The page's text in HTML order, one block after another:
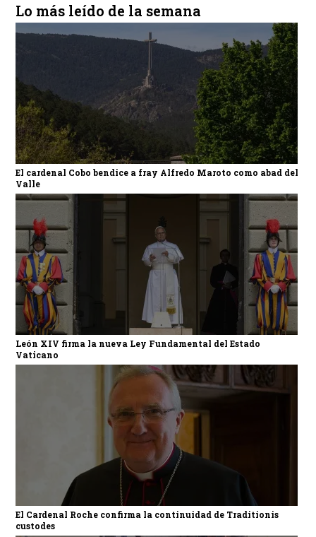
Lo más leído de la semana
El cardenal Cobo bendice a fray Alfredo Maroto como abad del
Valle
León XIV firma la nueva Ley Fundamental del Estado
Vaticano
El Cardenal Roche confirma la continuidad de Traditionis
custodes